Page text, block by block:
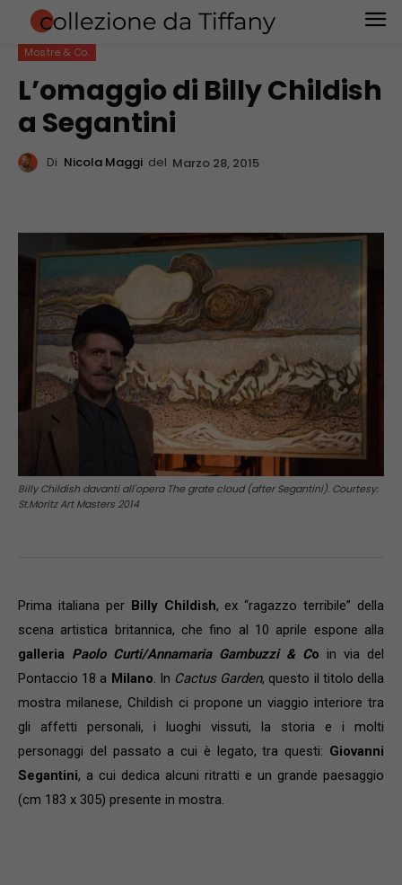
Mostre & Co.
L’omaggio di Billy Childish
a Segantini
Di Nicola Maggi del Marzo 28, 2015
Billy Childish davanti all'opera The grate cloud (after Segantini). Courtesy:
St.Moritz Art Masters 2014
Prima italiana per Billy Childish, ex “ragazzo terribile” della
scena artistica britannica, che fino al 10 aprile espone alla
galleria Paolo Curti/Annamaria Gambuzzi & Co in via del
Pontaccio 18 a Milano. In Cactus Garden, questo il titolo della
mostra milanese, Childish ci propone un viaggio interiore tra
gli affetti personali, i luoghi vissuti, la storia e i molti
personaggi del passato a cui è legato, tra questi: Giovanni
Segantini, a cui dedica alcuni ritratti e un grande paesaggio
(cm 183 x 305) presente in mostra.